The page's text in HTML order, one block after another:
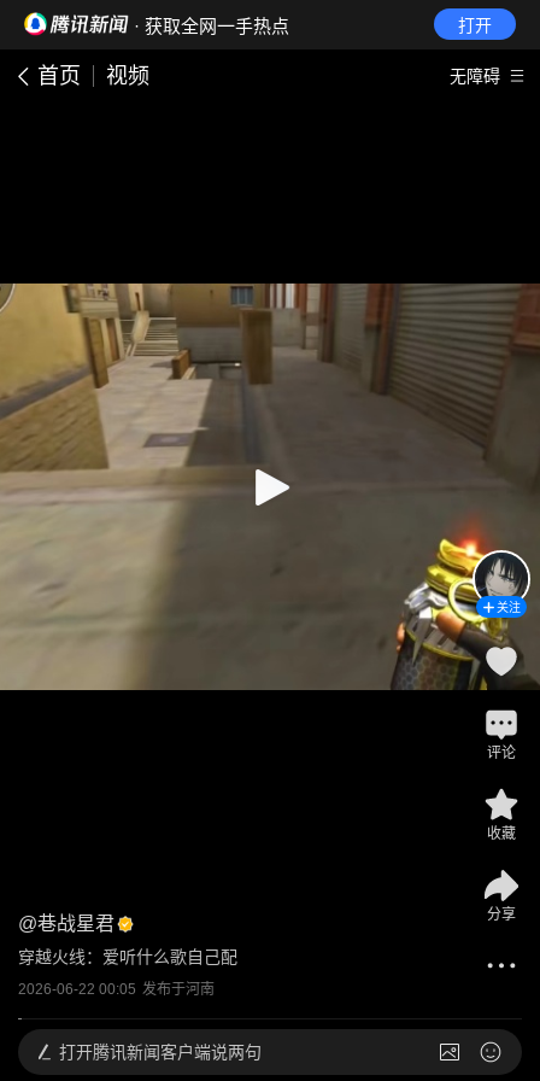
· 获取全网一手热点 打开
首页 视频 无障碍
@巷战星君
穿越火线：爱听什么歌自己配
2026-06-22 00:05 发布于河南
关注
评论
收藏
分享
打开腾讯新闻客户端说两句